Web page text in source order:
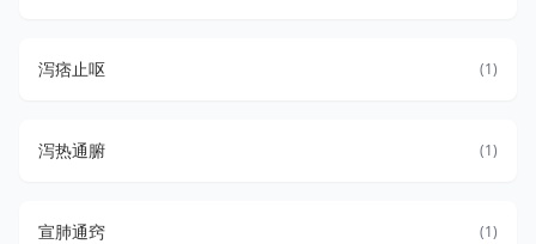
泻痞止呕 (1)
泻热通腑 (1)
宣肺通窍 (1)